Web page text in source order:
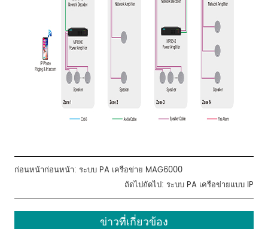
ก่อนหน้าก่อนหน้า:ระบบ PA เครือข่าย MAG6000
ถัดไปถัดไป: ระบบ PA เครือข่ายแบบ IP
ข่าวที่เกี่ยวข้อง